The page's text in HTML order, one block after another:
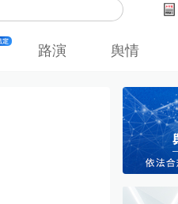
路演 舆情